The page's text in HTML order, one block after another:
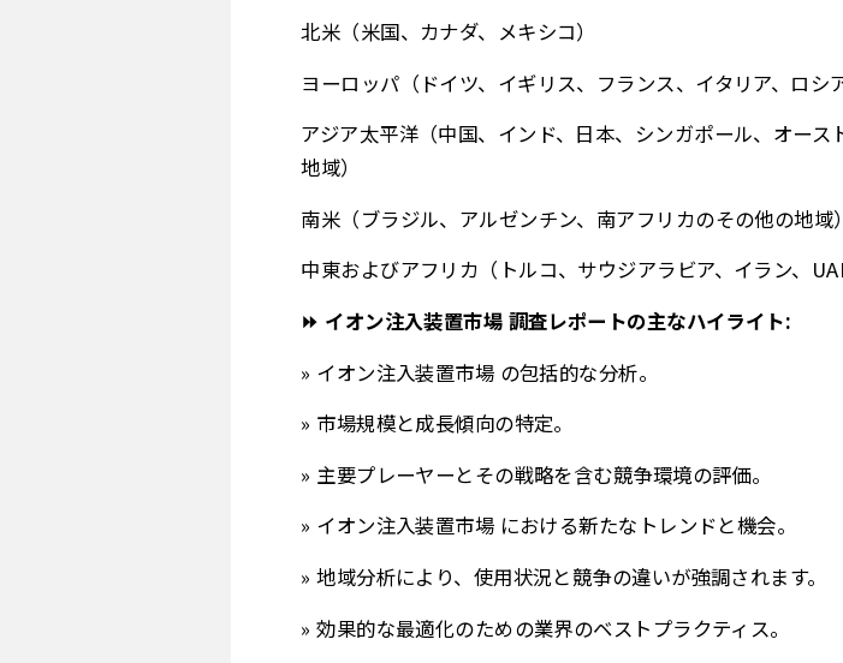
北米（米国、カナダ、メキシコ）
ヨーロッパ（ドイツ、イギリス、フランス、イタリア、ロシ
アジア太平洋（中国、インド、日本、シンガポール、オー
地域）
南米（ブラジル、アルゼンチン、南アフリカのその他の地域）
中東およびアフリカ（トルコ、サウジアラビア、イラン、
⏩ イオン注入装置市場 調査レポートの主なハイライト:
» イオン注入装置市場 の包括的な分析。
» 市場規模と成長傾向の特定。
» 主要プレーヤーとその戦略を含む競争環境の評価。
» イオン注入装置市場 における新たなトレンドと機会。
» 地域分析により、使用状況と競争の違いが強調されます。
» 効果的な最適化のための業界のベストプラクティス。